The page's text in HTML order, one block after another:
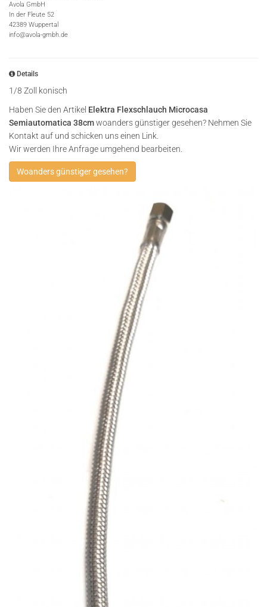
Avola GmbH
In der Fleute 52
42389 Wuppertal
info@avola-gmbh.de
Details
1/8 Zoll konisch
Haben Sie den Artikel Elektra Flexschlauch Microcasa
Semiautomatica 38cmwoanders günstiger gesehen? Nehmen Sie
Kontakt auf und schicken uns einen Link.
Wir werden Ihre Anfrage umgehend bearbeiten.
Woanders günstiger gesehen?